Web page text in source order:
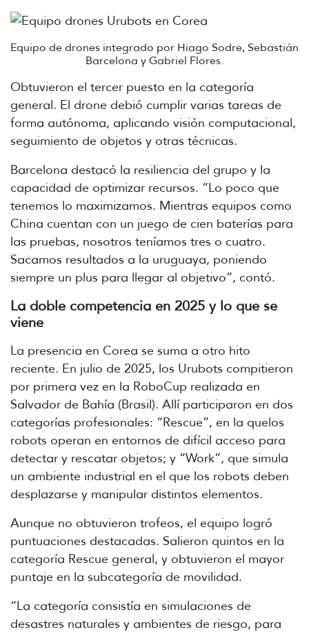
Equipo de drones integrado por Hiago Sodre, Sebastián
Barcelona y Gabriel Flores.
Obtuvieron el tercer puesto en la categoría
general. El drone debió cumplir varias tareas de
forma autónoma, aplicando visión computacional,
seguimiento de objetos y otras técnicas.
Barcelona destacó la resiliencia del grupo y la
capacidad de optimizar recursos. “Lo poco que
tenemos lo maximizamos. Mientras equipos como
China cuentan con un juego de cien baterías para
las pruebas, nosotros teníamos tres o cuatro.
Sacamos resultados a la uruguaya, poniendo
siempre un plus para llegar al objetivo”, contó.
La doble competencia en 2025 y lo que se
viene
La presencia en Corea se suma a otro hito
reciente. En julio de 2025, los Urubots compitieron
por primera vez en la RoboCup realizada en
Salvador de Bahía (Brasil). Allí participaron en dos
categorías profesionales: “Rescue”, en la quelos
robots operan en entornos de difícil acceso para
detectar y rescatar objetos; y “Work”, que simula
un ambiente industrial en el que los robots deben
desplazarse y manipular distintos elementos.
Aunque no obtuvieron trofeos, el equipo logró
puntuaciones destacadas. Salieron quintos en la
categoría Rescue general, y obtuvieron el mayor
puntaje en la subcategoría de movilidad.
“La categoría consistía en simulaciones de
desastres naturales y ambientes de riesgo, para